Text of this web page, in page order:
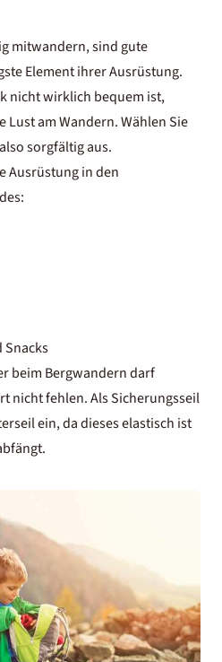
mitwandern, sind gute
Element ihrer Ausrüstung.
nicht wirklich bequem ist,
am Wandern. Wählen Sie
sorgfältig aus.
Ausrüstung in den
Snacks
beim Bergwandern darf
nicht fehlen. Als Sicherungsseil
ein, da dieses elastisch ist